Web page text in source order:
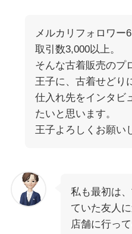
メルカリフォロワー
取引数3,000以上。
そんな古着販売のプ
王子に、古着せどり
仕入れ先をインタビ
たいと思います。
王子よろしくお願い
私も最初は
ていた友人
店舗に行っ